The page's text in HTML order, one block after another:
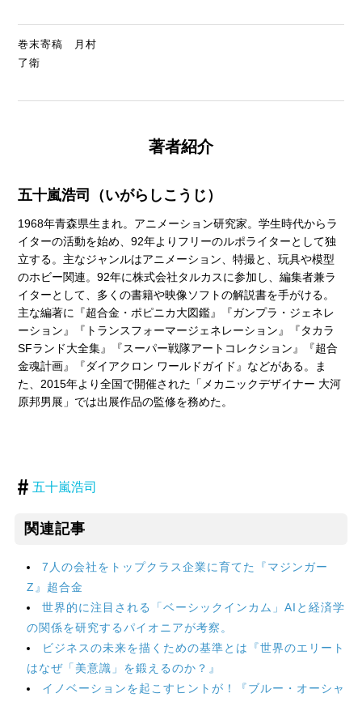
巻末寄稿 月村
了衛
著者紹介
五十嵐浩司（いがらしこうじ）
1968年青森県生まれ。アニメーション研究家。学生時代からラ
イターの活動を始め、92年よりフリーのルポライターとして独
立する。主なジャンルはアニメーション、特撮と、玩具や模型
のホビー関連。92年に株式会社タルカスに参加し、編集者兼ラ
イターとして、多くの書籍や映像ソフトの解説書を手がける。
主な編著に『超合金・ポピニカ大図鑑』『ガンプラ・ジェネレ
ーション』『トランスフォーマージェネレーション』『タカラ
SFランド大全集』『スーパー戦隊アートコレクション』『超合
金魂計画』『ダイアクロン ワールドガイド』などがある。ま
た、2015年より全国で開催された「メカニックデザイナー 大河
原邦男展」では出展作品の監修を務めた。
五十嵐浩司
関連記事
7人の会社をトップクラス企業に育てた『マジンガー
Z』超合金
世界的に注目される「ベーシックインカム」AIと経済学
の関係を研究するパイオニアが考察。
ビジネスの未来を描くための基準とは『世界のエリート
はなぜ「美意識」を鍛えるのか？』
イノベーションを起こすヒントが！『ブルー・オーシャ